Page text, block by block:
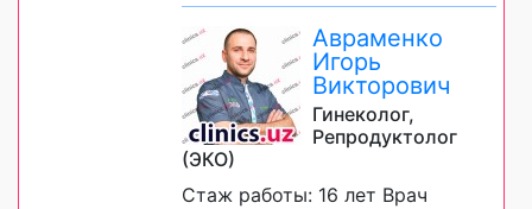
Авраменко
Игорь
Викторович
Гинеколог,
Репродуктолог
(ЭКО)
Стаж работы: 16 лет Врач